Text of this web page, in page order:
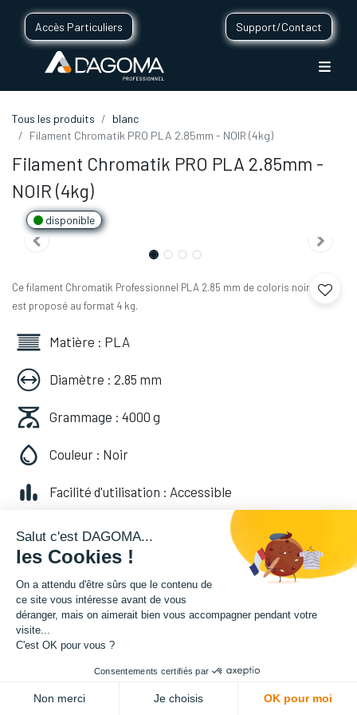
Accès Particuliers Support/Contact
Tous les produits
blanc
Filament Chromatik PRO PLA 2.85mm - NOIR (4kg)
Filament Chromatik PRO PLA 2.85mm -
NOIR (4kg)
disponible
Ce filament Chromatik Professionnel PLA 2.85 mm de coloris noir vous
est proposé au format 4 kg.
Matière : PLA
Diamètre : 2.85 mm
Grammage : 4000 g
Couleur : Noir
Facilité d'utilisation : Accessible
(83,31
Salut c'est DAGOMA...
les Cookies !
On a attendu d'être sûrs que le contenu de
ce site vous intéresse avant de vous
déranger, mais on aimerait bien vous accompagner pendant votre
visite...
C'est OK pour vous ?
Consentements certifiés par
Non merci Je choisis OK pour moi